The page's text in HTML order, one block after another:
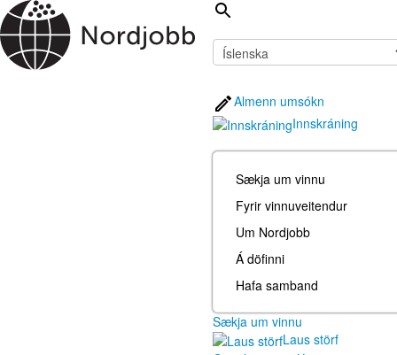
Almenn umsókn
Innskráning
Sækja um vinnu
Fyrir vinnuveitendur
Um Nordjobb
Á döfinni
Hafa samband
Sækja um vinnu
Laus störf